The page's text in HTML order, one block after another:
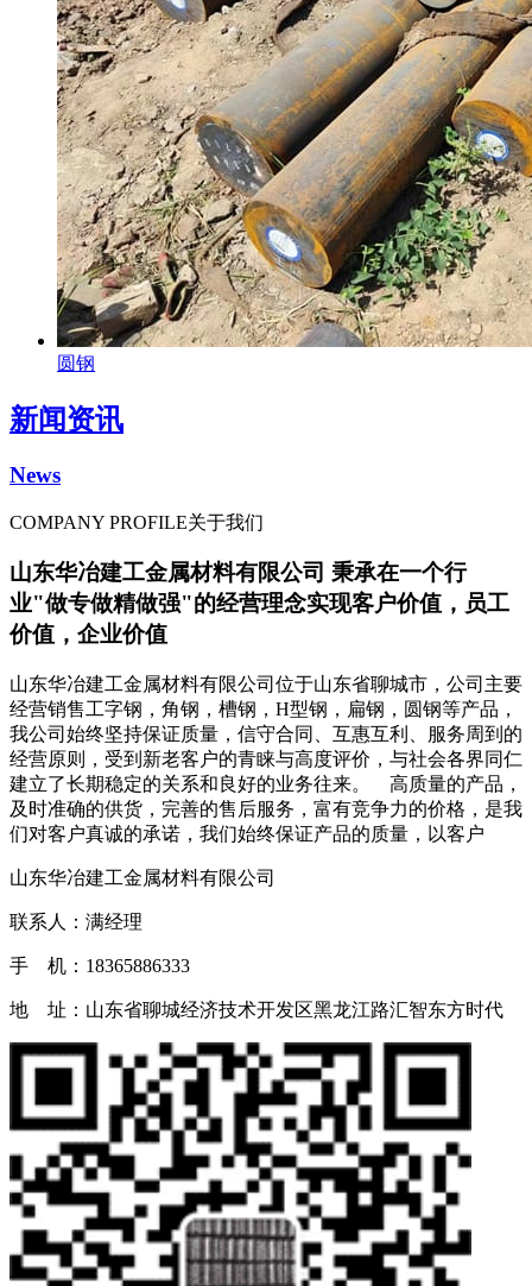
圆钢
新闻资讯
News
COMPANY PROFILE关于我们
山东华冶建工金属材料有限公司 秉承在一个行
业"做专做精做强"的经营理念实现客户价值，员工
价值，企业价值
山东华冶建工金属材料有限公司位于山东省聊城市，公司主要
经营销售工字钢，角钢，槽钢，H型钢，扁钢，圆钢等产品，
我公司始终坚持保证质量，信守合同、互惠互利、服务周到的
经营原则，受到新老客户的青睐与高度评价，与社会各界同仁
建立了长期稳定的关系和良好的业务往来。 高质量的产品，
及时准确的供货，完善的售后服务，富有竞争力的价格，是我
们对客户真诚的承诺，我们始终保证产品的质量，以客户
山东华冶建工金属材料有限公司
联系人：满经理
手 机：18365886333
地 址：山东省聊城经济技术开发区黑龙江路汇智东方时代